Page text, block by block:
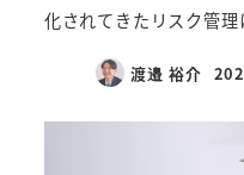
化されてきたリスク管
渡邉 裕介